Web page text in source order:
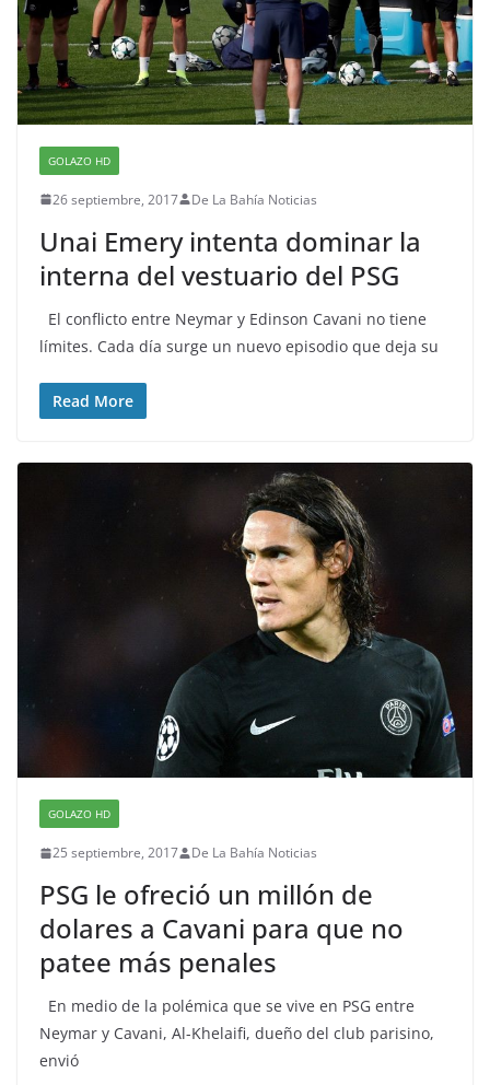
GOLAZO HD
26 septiembre, 2017 De La Bahía Noticias
Unai Emery intenta dominar la
interna del vestuario del PSG
El conflicto entre Neymar y Edinson Cavani no tiene
límites. Cada día surge un nuevo episodio que deja su
Read More
GOLAZO HD
25 septiembre, 2017 De La Bahía Noticias
PSG le ofreció un millón de
dolares a Cavani para que no
patee más penales
En medio de la polémica que se vive en PSG entre
Neymar y Cavani, Al-Khelaifi, dueño del club parisino,
envió